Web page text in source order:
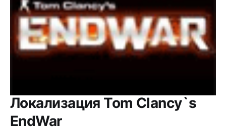
Локализация Tom Clancy`s
EndWar